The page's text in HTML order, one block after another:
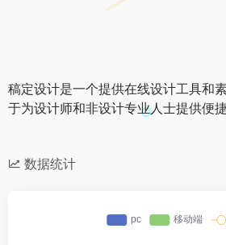
稿定设计是一个提供在线设计工具和
于为设计师和非设计专业人士提供便捷
数据统计